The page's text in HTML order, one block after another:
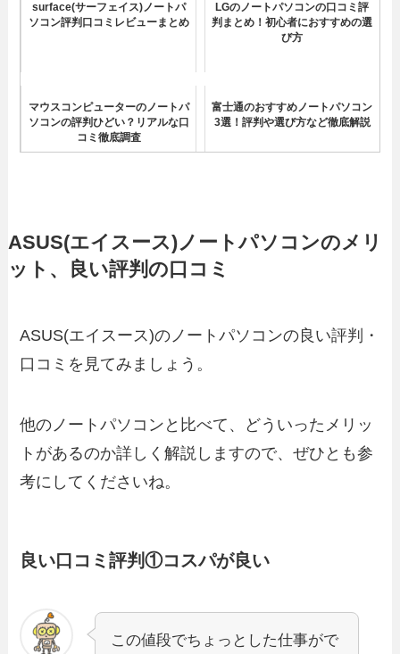
surface(サーフェイス)ノートパ
ソコン評判口コミレビューまとめ
LGのノートパソコンの口コミ評
判まとめ！初心者におすすめの選
び方
マウスコンピューターのノートパ
ソコンの評判ひどい？リアルな口
コミ徹底調査
富士通のおすすめノートパソコン
3選！評判や選び方など徹底解説
ない理由とは？
の？
とめ
ASUS(エイスース)ノートパソコンのメリ
ット、良い評判の口コミ
ASUS(エイスース)のノートパソコンの良い評判・
口コミを見てみましょう。
他のノートパソコンと比べて、どういったメリッ
トがあるのか詳しく解説しますので、ぜひとも参
考にしてくださいね。
良い口コミ評判①コスパが良い
この値段でちょっとした仕事がで